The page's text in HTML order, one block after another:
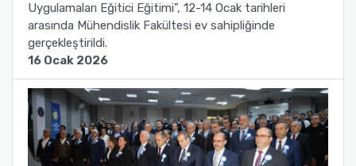
Uygulamaları Eğitici Eğitimi”, 12-14 Ocak tarihleri
arasında Mühendislik Fakültesi ev sahipliğinde
gerçekleştirildi.
16 Ocak 2026